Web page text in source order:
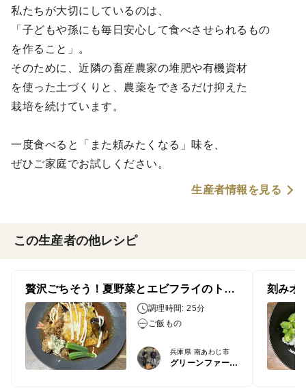
私たちが大切にしているのは、
「子どもや孫にも毎日安心して食べさせられるもの
を作ること」。
そのために、近隣の畜産農家の堆肥や有機資材
を使った土づくりと、農薬をできるだけ抑えた
栽培を続けています。
一度食べると「また頼みたくなる」味を、
ぜひご家庭でお試しください。
生産者情報を見る
この生産者の他レシピ
贅沢ごちそう！夏野菜とエビフライのトマトソースオムライス
調理時間: 25分
ご飯もの
兵庫県 南あわじ市
グリーンファーム居内
刻みオ